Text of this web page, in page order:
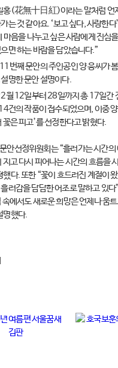
홍(花無十日紅)이라는 말처럼 언
는 것 같아요. ‘보고 싶다, 사랑한다
마음을 나누고 싶은 사람에게 진심
면 하는 바람을 담았습니다.”
번째 문안의 주인공인 양 웅씨가
명한 문안 설명이다.
월 12일부터 28일까지 총 17일간
건의 작품이 접수되었으며, 이중
꽃은 피고’를 선정한다고 밝혔다.
안선정위원회는 “흘러가는 시간의
지고 다시 피어나는 시간의 흐름을
했다. 또한 “꽃이 흐드러진 계절이
러감을 담담한 어조로 말하고 있다
속에서도 새로운 희망은 언제나 움
명했다.